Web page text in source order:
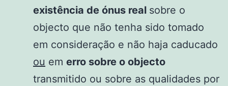
existência de ónus real sobre o
objecto que não tenha sido tomado
em consideração e não haja caducado
ou em erro sobre o objecto
transmitido ou sobre as qualidades por